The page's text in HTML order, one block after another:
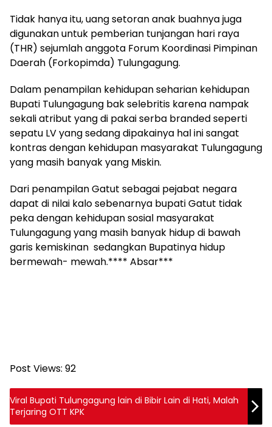
Tidak hanya itu, uang setoran anak buahnya juga
digunakan untuk pemberian tunjangan hari raya
(THR) sejumlah anggota Forum Koordinasi Pimpinan
Daerah (Forkopimda) Tulungagung.
Dalam penampilan kehidupan seharian kehidupan
Bupati Tulungagung bak selebritis karena nampak
sekali atribut yang di pakai serba branded seperti
sepatu LV yang sedang dipakainya hal ini sangat
kontras dengan kehidupan masyarakat Tulungagung
yang masih banyak yang Miskin.
Dari penampilan Gatut sebagai pejabat negara
dapat di nilai kalo sebenarnya bupati Gatut tidak
peka dengan kehidupan sosial masyarakat
Tulungagung yang masih banyak hidup di bawah
garis kemiskinan sedangkan Bupatinya hidup
bermewah- mewah.**** Absar***
Post Views: 92
Viral Bupati Tulungagung lain di Bibir Lain di Hati, Malah
Terjaring OTT KPK